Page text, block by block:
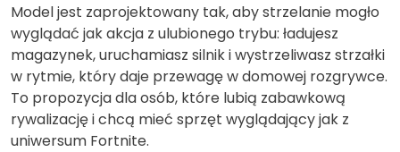
Model jest zaprojektowany tak, aby strzelanie mogło
wyglądać jak akcja z ulubionego trybu: ładujesz
magazynek, uruchamiasz silnik i wystrzeliwasz strzałki
w rytmie, który daje przewagę w domowej rozgrywce.
To propozycja dla osób, które lubią zabawkową
rywalizację i chcą mieć sprzęt wyglądający jak z
uniwersum Fortnite.